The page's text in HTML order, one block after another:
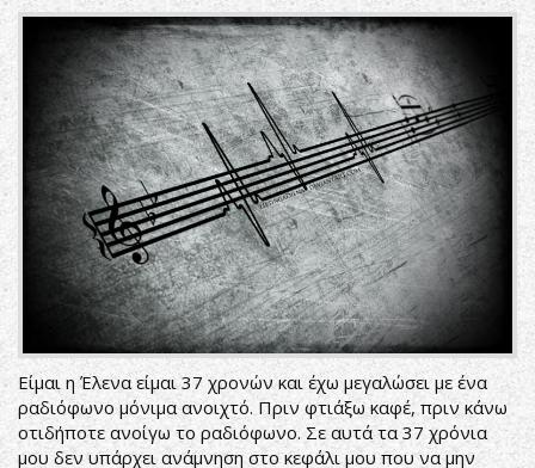
Είμαι η Έλενα είμαι 37 χρονών και έχω μεγαλώσει με ένα
ραδιόφωνο μόνιμα ανοιχτό. Πριν φτιάξω καφέ, πριν κάνω
οτιδήποτε ανοίγω το ραδιόφωνο. Σε αυτά τα 37 χρόνια
μου δεν υπάρχει ανάμνηση στο κεφάλι μου που να μην